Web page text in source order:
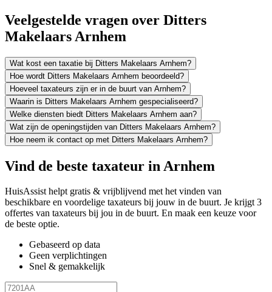
Veelgestelde vragen over Ditters
Makelaars Arnhem
Wat kost een taxatie bij Ditters Makelaars Arnhem?
Hoe wordt Ditters Makelaars Arnhem beoordeeld?
Hoeveel taxateurs zijn er in de buurt van Arnhem?
Waarin is Ditters Makelaars Arnhem gespecialiseerd?
Welke diensten biedt Ditters Makelaars Arnhem aan?
Wat zijn de openingstijden van Ditters Makelaars Arnhem?
Hoe neem ik contact op met Ditters Makelaars Arnhem?
Vind de beste taxateur in Arnhem
HuisAssist helpt gratis & vrijblijvend met het vinden van
beschikbare en voordelige taxateurs bij jouw in de buurt. Je krijgt 3
offertes van taxateurs bij jou in de buurt. En maak een keuze voor
de beste optie.
Gebaseerd op data
Geen verplichtingen
Snel & gemakkelijk